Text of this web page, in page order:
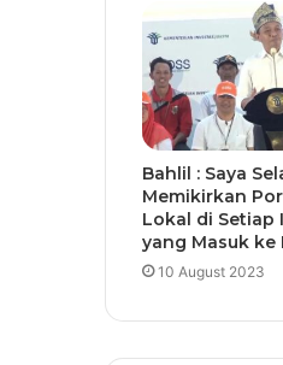
Bahlil : Saya
Memikirkan
Lokal di Setiap
yang Masuk ke
10 August 2023